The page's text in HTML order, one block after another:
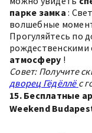
парке замка :
волшебные
Прогуляйтесь по
рождественскими
атмосферу !
Совет: Получите
дворец Гёдёллё с
15. Бесплатные
Weekend